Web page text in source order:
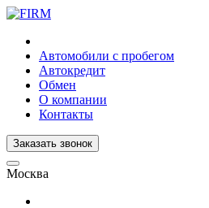
Автомобили с пробегом
Автокредит
Обмен
О компании
Контакты
Заказать звонок
Москва